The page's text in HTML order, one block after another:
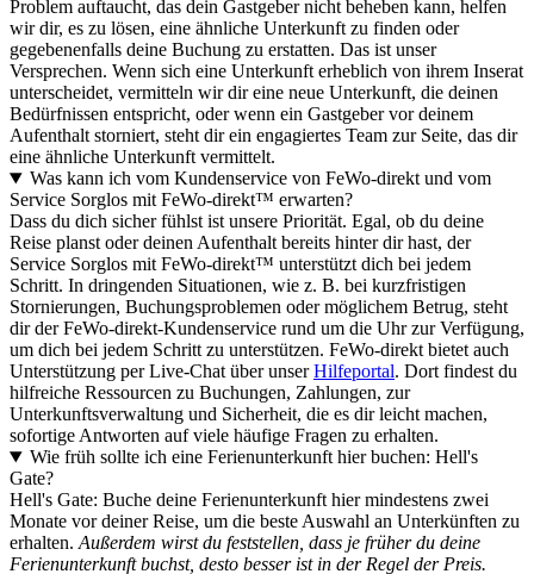
Problem auftaucht, das dein Gastgeber nicht beheben kann, helfen
wir dir, es zu lösen, eine ähnliche Unterkunft zu finden oder
gegebenenfalls deine Buchung zu erstatten. Das ist unser
Versprechen. Wenn sich eine Unterkunft erheblich von ihrem Inserat
unterscheidet, vermitteln wir dir eine neue Unterkunft, die deinen
Bedürfnissen entspricht, oder wenn ein Gastgeber vor deinem
Aufenthalt storniert, steht dir ein engagiertes Team zur Seite, das dir
eine ähnliche Unterkunft vermittelt.
Was kann ich vom Kundenservice von FeWo-direkt und vom
Service Sorglos mit FeWo-direkt™ erwarten?
Dass du dich sicher fühlst ist unsere Priorität. Egal, ob du deine
Reise planst oder deinen Aufenthalt bereits hinter dir hast, der
Service Sorglos mit FeWo-direkt™ unterstützt dich bei jedem
Schritt. In dringenden Situationen, wie z. B. bei kurzfristigen
Stornierungen, Buchungsproblemen oder möglichem Betrug, steht
dir der FeWo-direkt-Kundenservice rund um die Uhr zur Verfügung,
um dich bei jedem Schritt zu unterstützen. FeWo-direkt bietet auch
Unterstützung per Live-Chat über unserHilfeportal. Dort findest du
hilfreiche Ressourcen zu Buchungen, Zahlungen, zur
Unterkunftsverwaltung und Sicherheit, die es dir leicht machen,
sofortige Antworten auf viele häufige Fragen zu erhalten.
Wie früh sollte ich eine Ferienunterkunft hier buchen: Hell's
Gate?
Hell's Gate: Buche deine Ferienunterkunft hier mindestens zwei
Monate vor deiner Reise, um die beste Auswahl an Unterkünften zu
erhalten. Außerdem wirst du feststellen, dass je früher du deine
Ferienunterkunft buchst, desto besser ist in der Regel der Preis.